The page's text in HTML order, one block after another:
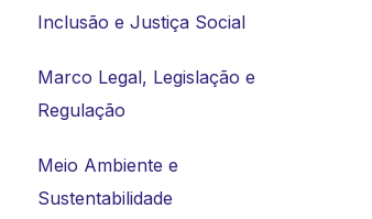
Inclusão e Justiça Social
Marco Legal, Legislação e
Regulação
Meio Ambiente e
Sustentabilidade